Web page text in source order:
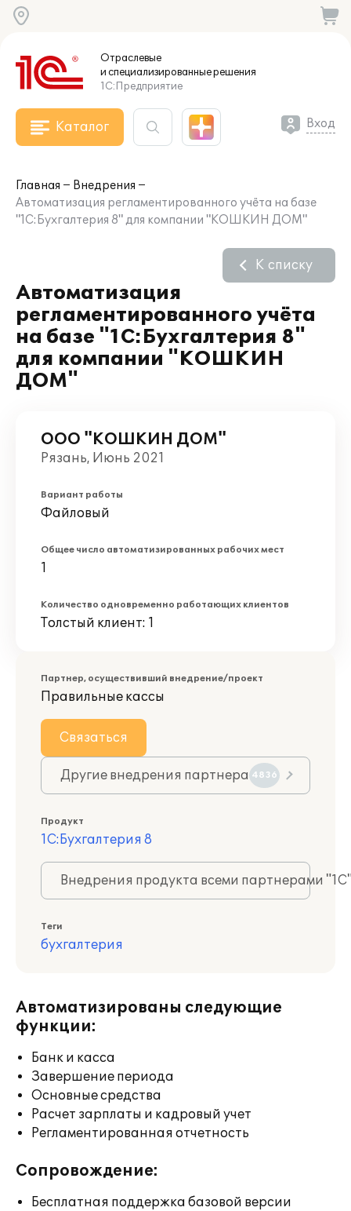
Отраслевые
и специализированныерешения
1С:Предприятие
Каталог Вход
Главная
Внедрения
Автоматизация регламентированного учёта на базе
"1С:Бухгалтерия 8" для компании "КОШКИН ДОМ"
Автоматизация
регламентированного учёта
на базе "1С:Бухгалтерия 8"
для компании "КОШКИН
ДОМ"
К списку
ООО "КОШКИН ДОМ"
Рязань, Июнь 2021
Вариант работы
Файловый
Общее число автоматизированных рабочих мест
1
Количество одновременно работающих клиентов
Толстый клиент: 1
Партнер, осуществивший внедрение/проект
Правильные кассы
Связаться
Другие внедрения партнера 4836
Продукт
1С:Бухгалтерия 8
Внедрения продукта всеми партнерами
Теги
бухгалтерия
Автоматизированы следующие
функции:
Банк и касса
Завершение периода
Основные средства
Расчет зарплаты и кадровый учет
Регламентированная отчетность
Сопровождение:
Бесплатная поддержка базовой версии